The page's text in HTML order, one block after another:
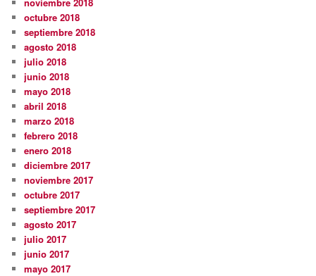
octubre 2018
septiembre 2018
agosto 2018
julio 2018
junio 2018
mayo 2018
abril 2018
marzo 2018
febrero 2018
enero 2018
diciembre 2017
noviembre 2017
octubre 2017
septiembre 2017
agosto 2017
julio 2017
junio 2017
mayo 2017